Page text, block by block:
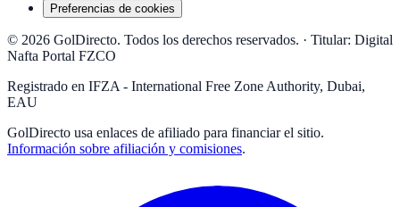
Preferencias de cookies
© 2026 GolDirecto. Todos los derechos reservados. · Titular: Digital
Nafta Portal FZCO
Registrado en IFZA - International Free Zone Authority, Dubai,
EAU
GolDirecto usa enlaces de afiliado para financiar el sitio.
Información sobre afiliación y comisiones.